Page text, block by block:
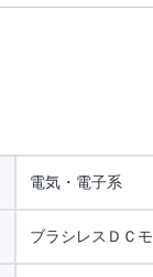
電気・電子系
ブラシレスＤＣ